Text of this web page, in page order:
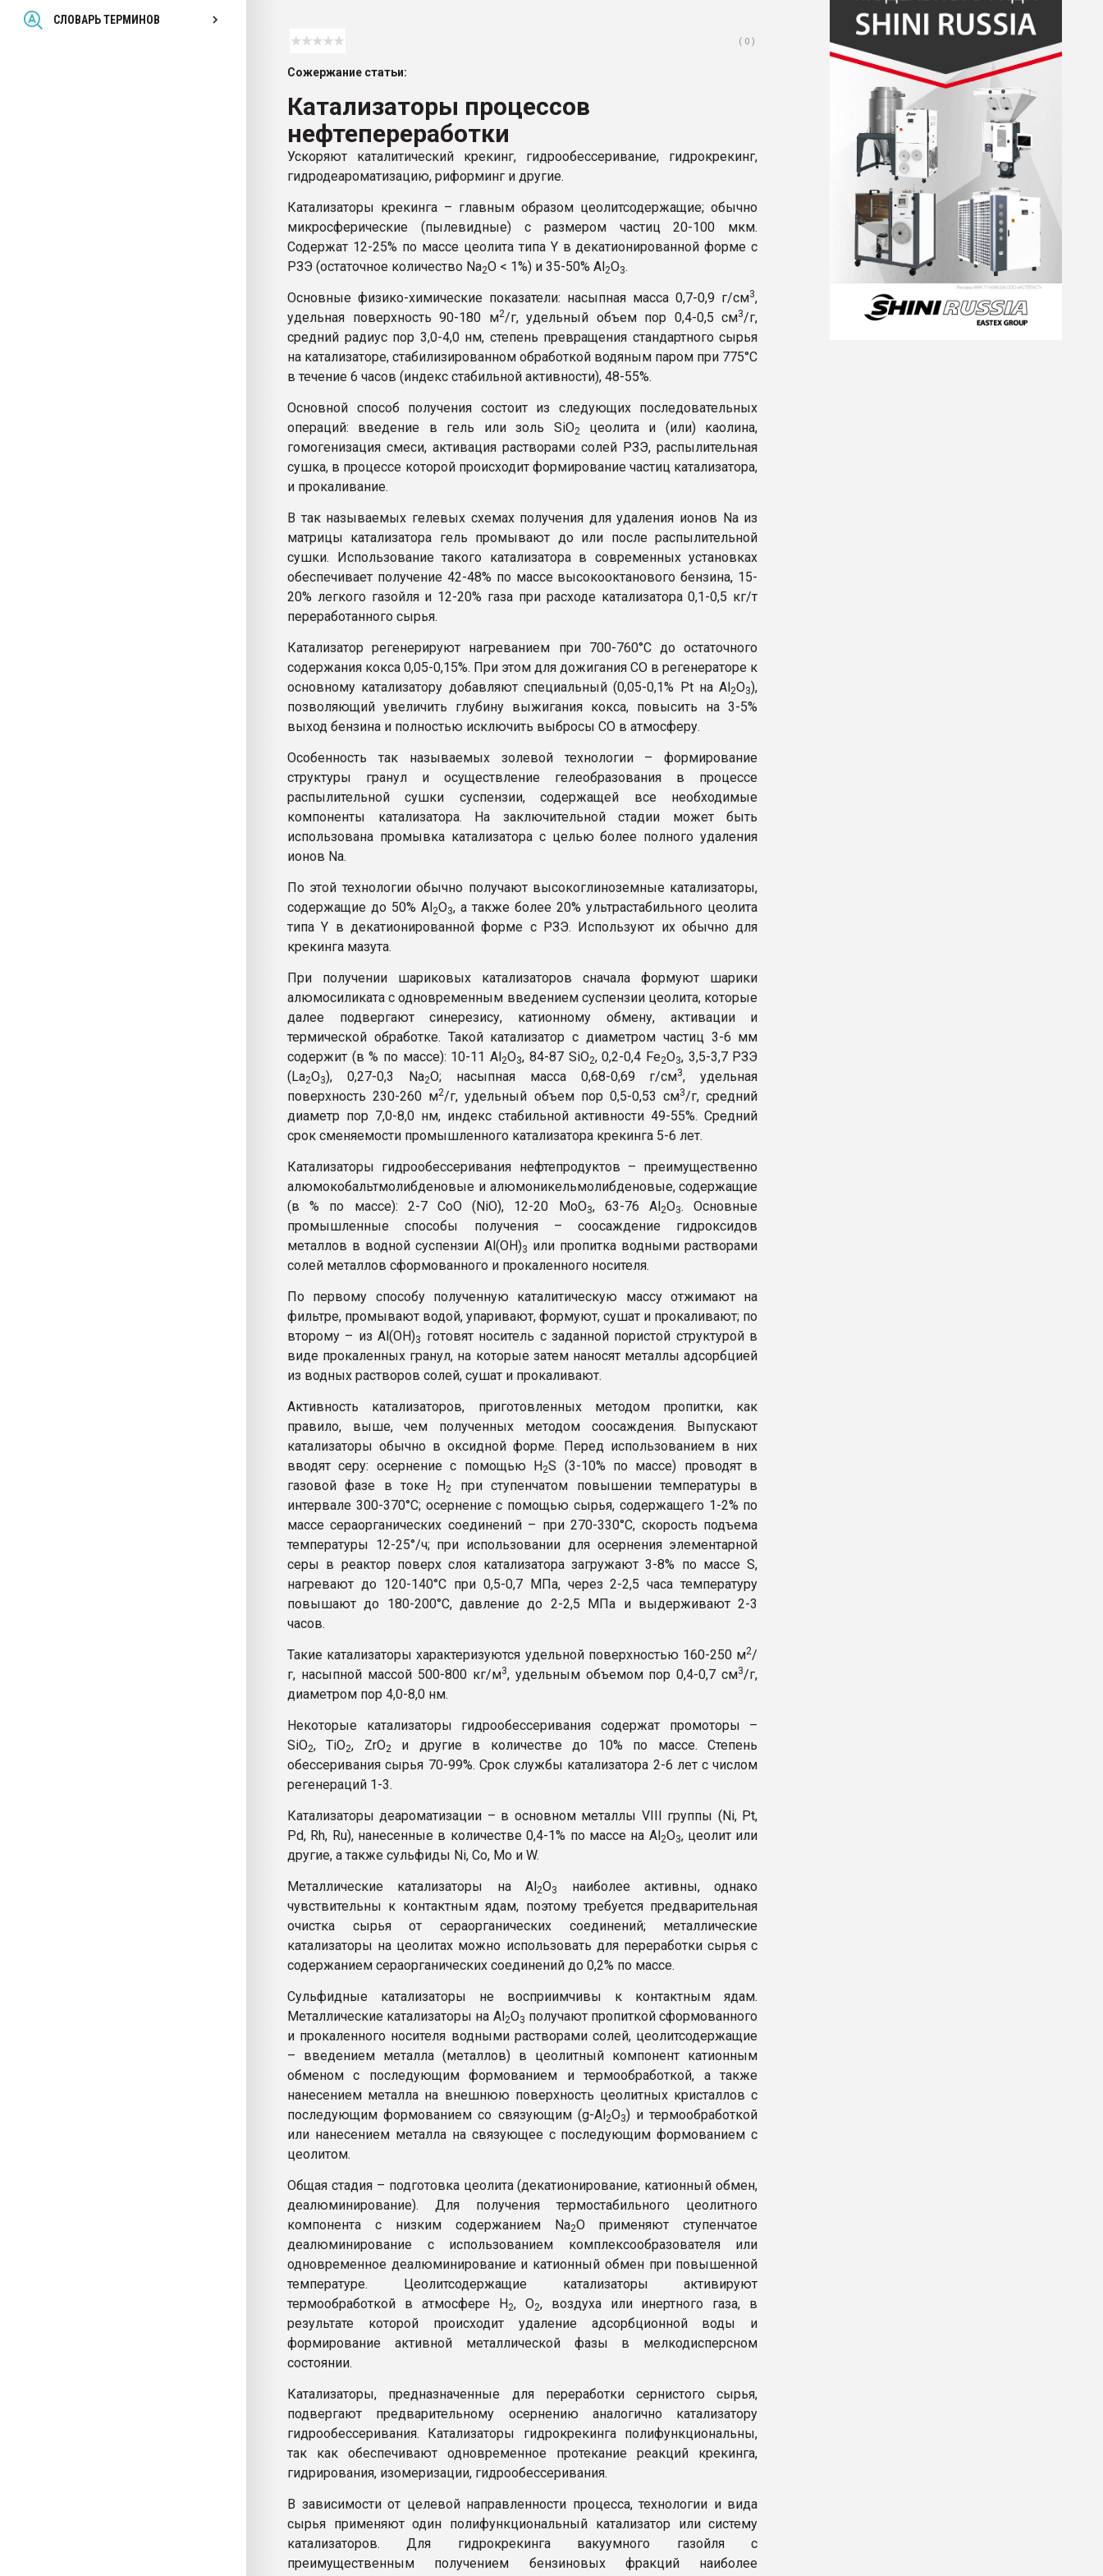
СЛОВАРЬ ТЕРМИНОВ
ПЕРЕЙТИ НА ФОРУМ
( 0 )
Сожержание статьи:
Катализаторы процессов
нефтеперерабoтки
Ускоряют каталитический крекинг, гидрообессеривание, гидрокрекинг,
гидродеароматизацию, риформинг и другие.
Катализаторы крекинга – главным образом цеолитсодержащие; обычно
микросферические (пылевидные) с размером частиц 20-100 мкм.
Содержат 12-25% по массе цеолита типа Y в декатионированной форме с
РЗЭ (остаточное количество Na2O < 1%) и 35-50% Al2О3.
Основные физико-химические показатели: насыпная масса 0,7-0,9 г/см3,
удельная поверхность 90-180 м2/г, удельный объем пор 0,4-0,5 см3/г,
средний радиус пор 3,0-4,0 нм, степень превращения стандартного сырья
на катализаторе, стабилизированном обработкой водяным паром при 775°С
в течение 6 часов (индекс стабильной активности), 48-55%.
Основной способ получения состоит из следующих последовательных
операций: введение в гель или золь SiO2
цеолита и (или) каолина,
гомогенизация смеси, активация растворами солей РЗЭ, распылительная
сушка, в процессе которой происходит формирование частиц катализатора,
и прокаливание.
В так называемых гелевых схемах получения для удаления ионов Na из
матрицы катализатора гель промывают до или после распылительной
сушки. Использование такого катализатора в современных установках
обеспечивает получение 42-48% по массе высокооктанового бензина, 15-
20% легкого газойля и 12-20% газа при расходе катализатора 0,1-0,5 кг/т
переработанного сырья.
Катализатор регенерируют нагреванием при 700-760°С до остаточного
содержания кокса 0,05-0,15%. При этом для дожигания СО в регенераторе к
основному катализатору добавляют специальный (0,05-0,1% Pt на Al2О3),
позволяющий увеличить глубину выжигания кокса, повысить на 3-5%
выход бензина и полностью исключить выбросы СО в атмосферу.
Особенность так называемых золевой технологии – формирование
структуры гранул и осуществление гелеобразования в процессе
распылительной сушки суспензии, содержащей все необходимые
компоненты катализатора. На заключительной стадии может быть
использована промывка катализатора с целью более полного удаления
ионов Na.
По этой технологии обычно получают высокоглиноземные катализаторы,
содержащие до 50% Al2О3, а также более 20% ультрастабильного цеолита
типа Y в декатионированной форме с РЗЭ. Используют их обычно для
крекинга мазута.
При получении шариковых катализаторов сначала формуют шарики
алюмосиликата с одновременным введением суспензии цеолита, которые
далее подвергают синерезису, катионному обмену, активации и
термической обработке. Такой катализатор с диаметром частиц 3-6 мм
содержит (в % по массе): 10-11 Al2О3, 84-87 SiO2, 0,2-0,4 Fe2O3, 3,5-3,7 РЗЭ
(La2O3), 0,27-0,3 Na2O; насыпная масса 0,68-0,69 г/см3, удельная
поверхность 230-260 м2/г, удельный объем пор 0,5-0,53 см3/г, средний
диаметр пор 7,0-8,0 нм, индекс стабильной активности 49-55%. Средний
срок сменяемости промышленного катализатора крекинга 5-6 лет.
Катализаторы гидрообессеривания нефтепродуктов – преимущественно
алюмокобальтмолибденовые и алюмоникельмолибденовые, содержащие
(в % по массе): 2-7 СоО (NiO), 12-20 МоО3, 63-76 Al2О3. Основные
промышленные способы получения – соосаждение гидроксидов
металлов в водной суспензии Al(ОН)3 или пропитка водными растворами
солей металлов сформованного и прокаленного носителя.
По первому способу полученную каталитическую массу отжимают на
фильтре, промывают водой, упаривают, формуют, сушат и прокаливают; по
второму – из Al(ОН)3
готовят носитель с заданной пористой структурой в
виде прокаленных гранул, на которые затем наносят металлы адсорбцией
из водных растворов солей, сушат и прокаливают.
Активность катализаторов, приготовленных методом пропитки, как
правило, выше, чем полученных методом соосаждения. Выпускают
катализаторы обычно в оксидной форме. Перед использованием в них
вводят серу: осернение с помощью H2S (3-10% по массе) проводят в
газовой фазе в токе Н2
при ступенчатом повышении температуры в
интервале 300-370°С; осернение с помощью сырья, содержащего 1-2% по
массе сераорганических соединений – при 270-330°С, скорость подъема
температуры 12-25°/ч; при использовании для осернения элементарной
серы в реактор поверх слоя катализатора загружают 3-8% по массе S,
нагревают до 120-140°С при 0,5-0,7 МПа, через 2-2,5 часа температуру
повышают до 180-200°С, давление до 2-2,5 МПа и выдерживают 2-3
часов.
Такие катализаторы характеризуются удельной поверхностью 160-250 м2/
г, насыпной массой 500-800 кг/м3, удельным объемом пор 0,4-0,7 см3/г,
диаметром пор 4,0-8,0 нм.
Некоторые катализаторы гидрообессеривания содержат промоторы –
SiO2, TiO2, ZrO2
и другие в количестве до 10% по массе. Степень
обессеривания сырья 70-99%. Срок службы катализатора 2-6 лет с числом
регенераций 1-3.
Катализаторы деароматизации – в основном металлы VIII группы (Ni, Pt,
Pd, Rh, Ru), нанесенные в количестве 0,4-1% по массе на Al2О3, цеолит или
другие, а также сульфиды Ni, Co, Мо и W.
Металлические катализаторы на Al2О3
наиболее активны, однако
чувствительны к контактным ядам, поэтому требуется предварительная
очистка сырья от сераорганических соединений; металлические
катализаторы на цеолитах можно использовать для переработки сырья с
содержанием сераорганических соединений до 0,2% по массе.
Сульфидные катализаторы не восприимчивы к контактным ядам.
Металлические катализаторы на Al2О3 получают пропиткой сформованного
и прокаленного носителя водными растворами солей, цеолитсодержащие
– введением металла (металлов) в цеолитный компонент катионным
обменом с последующим формованием и термообработкой, а также
нанесением металла на внешнюю поверхность цеолитных кристаллов с
последующим формованием со связующим (g-Al2О3) и термообработкой
или нанесением металла на связующее с последующим формованием с
цеолитом.
Общая стадия – подготовка цеолита (декатионирование, катионный обмен,
деалюминирование). Для получения термостабильного цеолитного
компонента с низким содержанием Na2O применяют ступенчатое
деалюминирование с использованием комплексообразователя или
одновременное деалюминирование и катионный обмен при повышенной
температуре. Цеолитсодержащие катализаторы активируют
термообработкой в атмосфере Н2, О2, воздуха или инертного газа, в
результате которой происходит удаление адсорбционной воды и
формирование активной металлической фазы в мелкодисперсном
состоянии.
Катализаторы, предназначенные для переработки сернистого сырья,
подвергают предварительному осернению аналогично катализатору
гидрообессеривания. Катализаторы гидрокрекинга полифункциональны,
так как обеспечивают одновременное протекание реакций крекинга,
гидрирования, изомеризации, гидрообессеривания.
В зависимости от целевой направленности процесса, технологии и вида
сырья применяют один полифункциональный катализатор или систему
катализаторов. Для гидрокрекинга вакуумного газойля с
преимущественным получением бензиновых фракций наиболее